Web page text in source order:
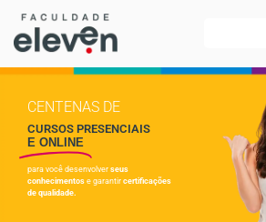
CENTENAS DE
CURSOS PRESENCIAIS
E ONLINE
para você desenvolver seus
conhecimentos e garantir certificações
de qualidade.